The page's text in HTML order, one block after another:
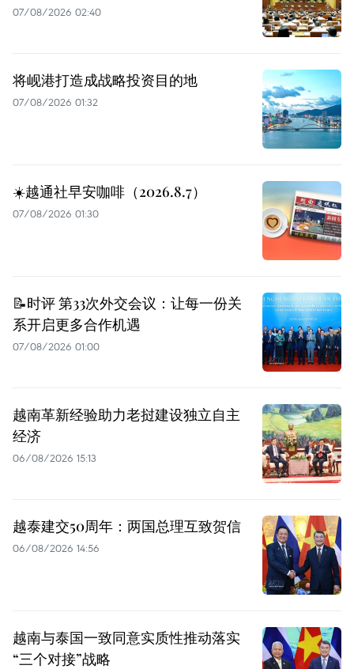
07/08/2026 02:40
将岘港打造成战略投资目的地
07/08/2026 01:32
☀️越通社早安咖啡（2026.8.7）
07/08/2026 01:30
📝时评 第33次外交会议：让每一份关
系开启更多合作机遇
07/08/2026 01:00
越南革新经验助力老挝建设独立自主
经济
06/08/2026 15:13
越泰建交50周年：两国总理互致贺信
06/08/2026 14:56
越南与泰国一致同意实质性推动落实
“三个对接”战略